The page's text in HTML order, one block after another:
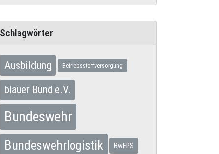
Schlagwörter
Ausbildung Betriebsstoffversorgung
blauer Bund e.V.
Bundeswehr
Bundeswehrlogistik BwFPS